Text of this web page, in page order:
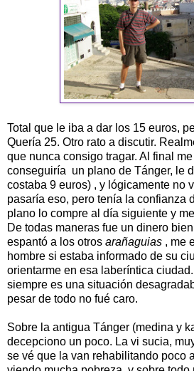
Total que le iba a dar los 15 euros,
Quería 25. Otro rato a discutir.
que nunca consigo tragar. Al final
conseguiría un plano de Tánger, le
costaba 9 euros) , y lógicamente no
pasaría eso, pero tenía la confianza
plano lo compre al día siguiente y
De todas maneras fue un dinero
espantó a los otros arañaguias , me
hombre si estaba informado de su
orientarme en esa laberíntica
siempre es una situación
pesar de todo no fué caro.
Sobre la antigua Tánger (medina y
decepciono un poco. La vi sucia,
se vé que la van rehabilitando poco